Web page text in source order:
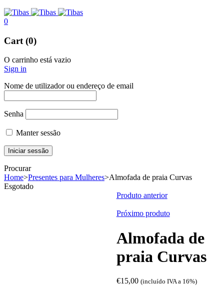
0
Cart (0)
O carrinho está vazio
Sign in
Nome de utilizador ou endereço de email
Senha
Manter sessão
Procurar
Home>Presentes para Mulheres>Almofada de praia Curvas
Esgotado
Produto anterior
Próximo produto
Almofada de
praia Curvas
€15,00 (incluído IVA a 16%)